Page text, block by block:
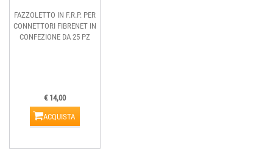
FAZZOLETTO IN F.R.P. PER
CONNETTORI FIBRENET IN
CONFEZIONE DA 25 PZ
€ 14,00
ACQUISTA